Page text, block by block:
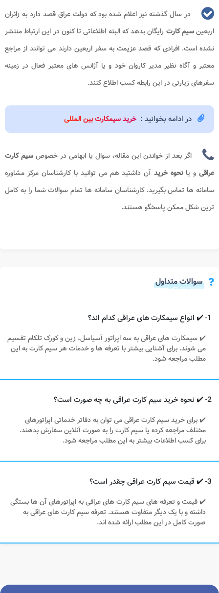
در سال گذشته نیز اعلام شده بود که دولت عراق قصد دارد به زائران
اربعینسیم کارت رایگان بدهد که البته اطلاعاتی تا کنون در این ارتباط منتشر
نشده است. افرادی که قصد عزیمت به سفر اربعین دارند می توانند از مراجع
معتبر و آگاه نظیر مدیر کاروان خود و یا آژانس های معتبر فعال در زمینه
سفرهای زیارتی در این رابطه کسب اطلاع کنند.
در ادامه بخوانید : خرید سیمکارت بین المللی
اگر بعد از خواندن این مقاله، سوال یا ابهامی در خصوص سیم کارت
عراقیو یانحوه خرید آن داشتید هم می توانید با کارشناسان مرکز مشاوره
سامانه ها تماس بگیرید. کارشناسان سامانه ها تمام سوالات شما را به کامل
ترین شکل ممکن پاسخگو هستند.
سوالات متداول
1- ✔️ انواع سیمکارت های عراقی کدام اند؟
✔️ سیمکارت های عراقی به سه اپراتور آسیاسل، زین و کورک تلکام تقسیم
می شوند. برای آشنایی بیشتر با تعرفه ها و خدمات هر سیم کارت به این
مطلب مراجعه شود.
2- ✔️ نحوه خرید سیم کارت عراقی به چه صورت است؟
✔️ برای خرید سیم کارت عراقی می توان به دفاتر خدماتی اپراتورهای
مختلف مراجعه کرده یا سیم کارت را به صورت آنلاین سفارش بدهند.
برای کسب اطلاعات بیشتر به این مطلب مراجعه شود.
3- ✔️ قیمت سیم کارت عراقی چقدر است؟
✔️ قیمت و تعرفه های سیم کارت های عراقی به اپراتورهای آن ها بستگی
داشته و با یک دیگر متفاوت هستند. تعرفه سیم کارت های عراقی به
صورت کامل در این مطلب ارائه شده اند.